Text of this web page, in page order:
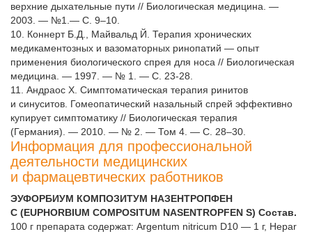
верхние дыхательные пути // Биологическая медицина. —
2003. — №1.— С. 9–10.
10. Коннерт Б.Д., Майвальд Й. Терапия хронических
медикаментозных и вазоматорных ринопатий — опыт
применения биологического спрея для носа // Биологическая
медицина. — 1997. — № 1. — С. 23-28.
11. Андраос Х. Симптоматическая терапия ринитов
и синуситов. Гомеопатический назальный спрей эффективно
купирует симптоматику // Биологическая терапия
(Германия). — 2010. — № 2. — Том 4. — С. 28–30.
Информация для профессиональной
деятельности медицинских
и фармацевтических работников
ЭУФОРБИУМ КОМПОЗИТУМ НАЗЕНТРОПФЕН
С (EUPHORBIUM COMPOSITUM NASENTROPFEN S) Состав.
100 г препарата содержат: Argentum nitricum D10 — 1 г, Hepar